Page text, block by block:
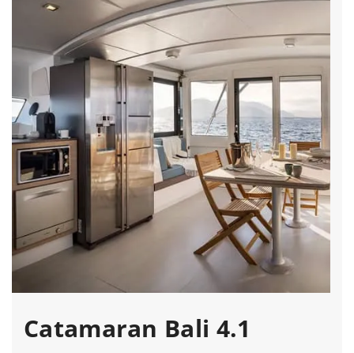
Catamaran Bali 4.1